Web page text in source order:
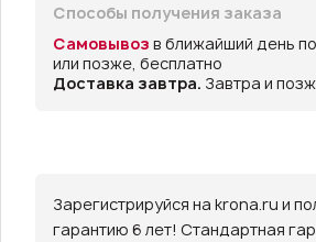
Способы получения заказа
Самовывоз в ближайший день
или позже, бесплатно
Доставка завтра. Завтра и
Зарегистрируйся на krona.ru и
гарантию 6 лет! Стандартная